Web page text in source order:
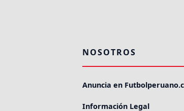
NOSOTROS
Anuncia en
Información Legal